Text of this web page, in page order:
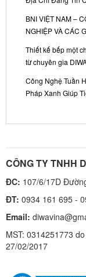
BNI VIỆT NAM –
NGHIỆP VÀ CÁC
Thiết kế bếp một
từ chuyên gia
Công Nghệ Tuần
Pháp Xanh Giúp
CÔNG TY TNHH
ĐC: 107/6/17D
ĐT: 0934 161 695 -
Email:
MST: 0314251773
27/02/2017